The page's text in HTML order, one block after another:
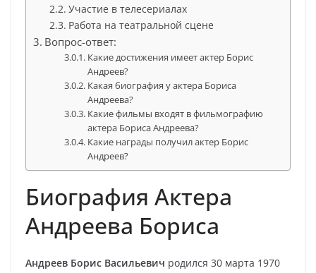
Участие в телесериалах
Работа на театральной сцене
Вопрос-ответ:
Какие достижения имеет актер Борис
Андреев?
Какая биография у актера Бориса
Андреева?
Какие фильмы входят в фильмографию
актера Бориса Андреева?
Какие награды получил актер Борис
Андреев?
Биография Актера
Андреева Бориса
Андреев Борис Васильевич родился 30 марта 1970